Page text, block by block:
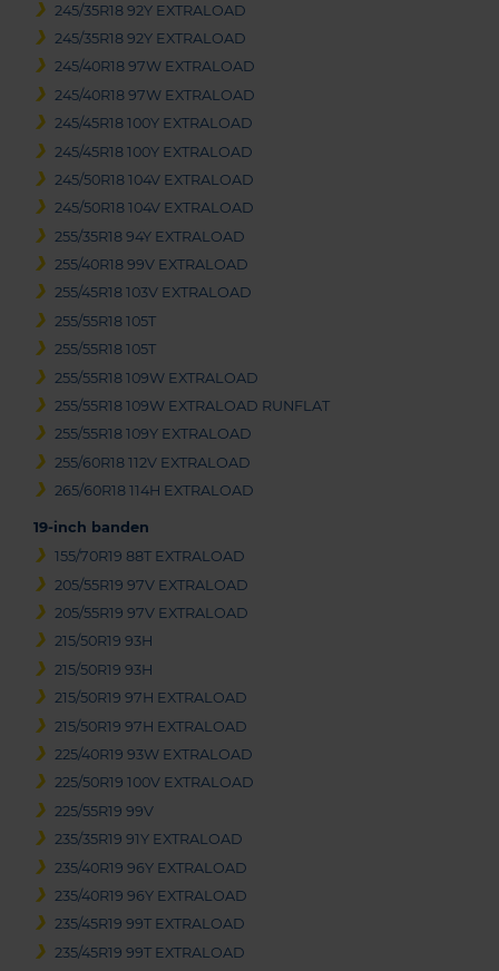
245/35R18 92Y EXTRALOAD
245/35R18 92Y EXTRALOAD
245/40R18 97W EXTRALOAD
245/40R18 97W EXTRALOAD
245/45R18 100Y EXTRALOAD
245/45R18 100Y EXTRALOAD
245/50R18 104V EXTRALOAD
245/50R18 104V EXTRALOAD
255/35R18 94Y EXTRALOAD
255/40R18 99V EXTRALOAD
255/45R18 103V EXTRALOAD
255/55R18 105T
255/55R18 105T
255/55R18 109W EXTRALOAD
255/55R18 109W EXTRALOAD RUNFLAT
255/55R18 109Y EXTRALOAD
255/60R18 112V EXTRALOAD
265/60R18 114H EXTRALOAD
19-inch banden
155/70R19 88T EXTRALOAD
205/55R19 97V EXTRALOAD
205/55R19 97V EXTRALOAD
215/50R19 93H
215/50R19 93H
215/50R19 97H EXTRALOAD
215/50R19 97H EXTRALOAD
225/40R19 93W EXTRALOAD
225/50R19 100V EXTRALOAD
225/55R19 99V
235/35R19 91Y EXTRALOAD
235/40R19 96Y EXTRALOAD
235/40R19 96Y EXTRALOAD
235/45R19 99T EXTRALOAD
235/45R19 99T EXTRALOAD